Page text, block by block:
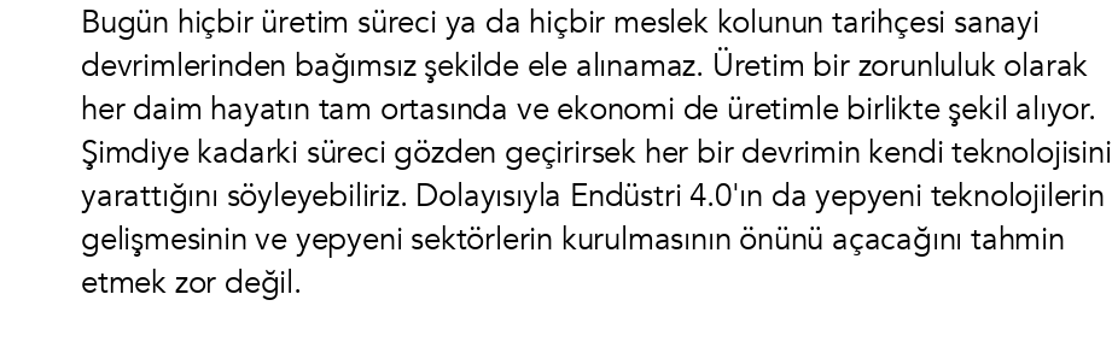
Bugün hiçbir üretim süreci ya da hiçbir meslek kolunun tarihçesi sanayi
devrimlerinden bağımsız şekilde ele alınamaz. Üretim bir zorunluluk olarak
her daim hayatın tam ortasında ve ekonomi de üretimle birlikte şekil alıyor.
Şimdiye kadarki süreci gözden geçirirsek her bir devrimin kendi teknolojisini
yarattığını söyleyebiliriz. Dolayısıyla Endüstri 4.0'ın da yepyeni teknolojilerin
gelişmesinin ve yepyeni sektörlerin kurulmasının önünü açacağını tahmin
etmek zor değil.